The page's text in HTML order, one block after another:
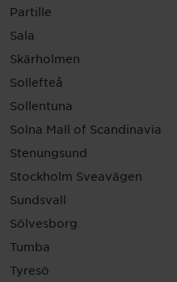
Partille
Sala
Skärholmen
Sollefteå
Sollentuna
Solna Mall of Scandinavia
Stenungsund
Stockholm Sveavägen
Sundsvall
Sölvesborg
Tumba
Tyresö